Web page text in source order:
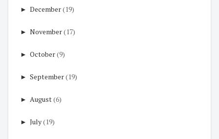
► December(19)
► November(17)
► October(9)
► September(19)
► August(6)
► July(19)